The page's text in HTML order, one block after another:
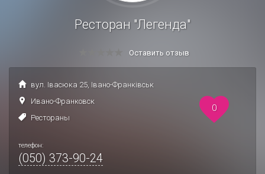
Ресторан "Легенда"
Оставить отзыв
вул. Івасюка 25, Івано-Франківськ
Ивано-Франковск
Рестораны
телефон:
(050) 373-90-24
0